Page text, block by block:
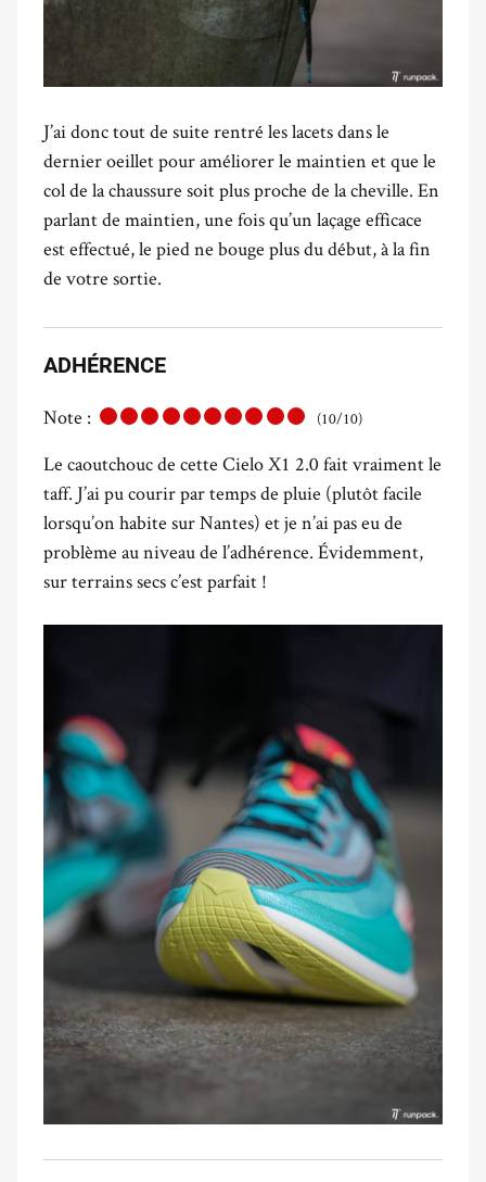
J’ai donc tout de suite rentré les lacets dans le
dernier oeillet pour améliorer le maintien et que le
col de la chaussure soit plus proche de la cheville. En
parlant de maintien, une fois qu’un laçage efficace
est effectué, le pied ne bouge plus du début, à la fin
de votre sortie.
ADHÉRENCE
Note : (10/10)
Le caoutchouc de cette Cielo X1 2.0 fait vraiment le
taff. J’ai pu courir par temps de pluie (plutôt facile
lorsqu’on habite sur Nantes) et je n’ai pas eu de
problème au niveau de l’adhérence. Évidemment,
sur terrains secs c’est parfait !